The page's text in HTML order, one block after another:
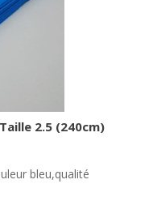
2.5 (240cm)
bleu,qualité